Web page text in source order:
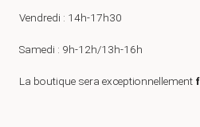
Vendredi : 14h-17h30
Samedi : 9h-12h/13h-16h
La boutique sera exceptionnellement